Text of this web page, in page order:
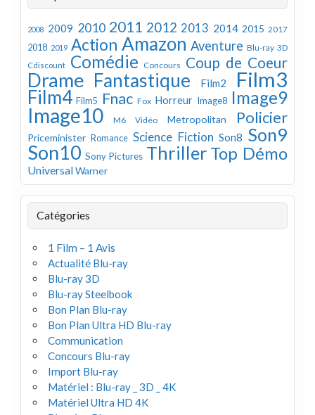
2008 2009 2010 2011 2012 2013 2014 2015 2017
2018 2019 Action Amazon Aventure Blu-ray 3D
Cdiscount Comédie Concours Coup de Coeur
Drame Fantastique Film2 Film3
Film4 Film5 Fnac Fox Horreur Image8 Image9
Image10 M6 Vidéo Metropolitan Policier
Priceminister Romance Science Fiction Son8 Son9
Son10 Sony Pictures Thriller Top Démo
UniversalWarner
Catégories
1 Film – 1 Avis
Actualité Blu-ray
Blu-ray 3D
Blu-ray Steelbook
Bon Plan Blu-ray
Bon Plan Ultra HD Blu-ray
Communication
Concours Blu-ray
Import Blu-ray
Matériel : Blu-ray _ 3D _ 4K
Matériel Ultra HD 4K